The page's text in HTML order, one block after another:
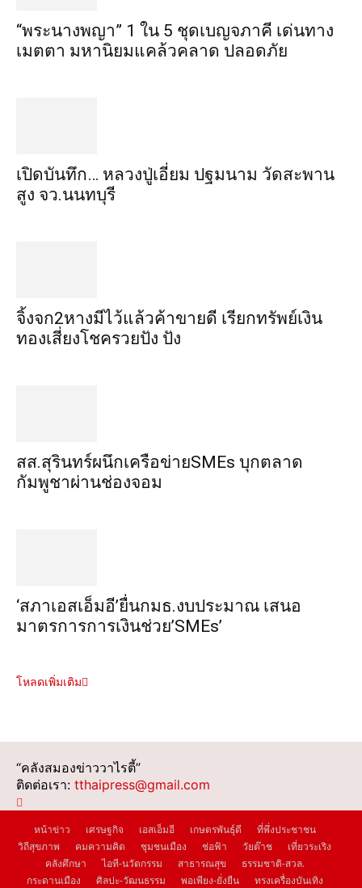
“พระ​นาง​พญา” 1 ใน 5​ ชุดเบญจ​ภาคี​ เด่นทาง
เมตตา​ มหา​นิยม​แคล้วคลาด​ ปลอดภัย​
เปิดบันทึก… หลวงปู่เอี่ยม ​ปฐม​นาม​ วัดสะพาน
สูง​ จว.นนทบุรี
จิ้งจก​2​หาง​มีไว้แล้ว​ค้าขาย​ดี​ เรียก​ทรัพย์เงิน
ทอง​เสี่ยงโชค​รวยปัง​ ปัง​
สส.สุรินทร์ผนึกเครือข่ายSMEs บุกตลาด
กัมพูชาผ่านช่องจอม
‘สภาเอสเอ็มอี’ยื่นกมธ.งบประมาณ เสนอ
มาตรการการเงินช่วย’SMEs’
โหลดเพิ่มเติม
“คลังสมองข่าววาไรตี้”
ติดต่อเรา: tthaipress@gmail.com
หน้าข่าว เศรษฐกิจ เอสเอ็มอี เกษตรพันธุ์ดี
ที่พึ่งประชาชน
วิถีสุขภาพ
คมความคิด ชุมชนเมือง ช่อฟ้า วัยต๊าช
เที่ยวระเริง
คลังศึกษา
ไอที-นวัตกรรม สาธารณสุข
ธรรมชาติ-สวล.
กระดานเมือง
ศิลปะ-วัฒนธรรม พอเพียง-ยั่งยืน ทรงเครื่องบันเทิง